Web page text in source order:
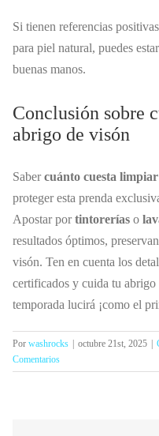
Si tienen referencias
para piel natural, puedes
buenas manos.
Conclusión sobre
abrigo de visón
Sabercuánto cuesta
proteger esta prenda
Apostar portintorerías o
resultados óptimos,
visón. Ten en cuenta los
certificados y cuida tu
temporada lucirá ¡como el
Por washrocks octubre 21st, 2025
Comentarios